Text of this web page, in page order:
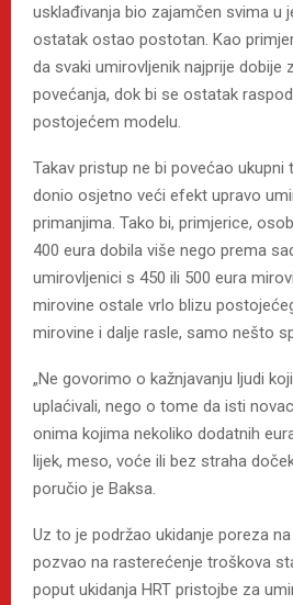
usklađivanja bio zajamčen svima u
ostatak ostao postotan. Kao
da svaki umirovljenik najprije dobije
povećanja, dok bi se ostatak
postojećem modelu.
Takav pristup ne bi povećao ukupni
donio osjetno veći efekt upravo
primanjima. Tako bi, primjerice,
400 eura dobila više nego prema
umirovljenici s 450 ili 500 eura
mirovine ostale vrlo blizu
mirovine i dalje rasle, samo nešto
„Ne govorimo o kažnjavanju ljudi
uplaćivali, nego o tome da isti
onima kojima nekoliko dodatnih
lijek, meso, voće ili bez straha
poručio je Baksa.
Uz to je podržao ukidanje poreza
pozvao na rasterećenje troškova
poput ukidanja HRT pristojbe za